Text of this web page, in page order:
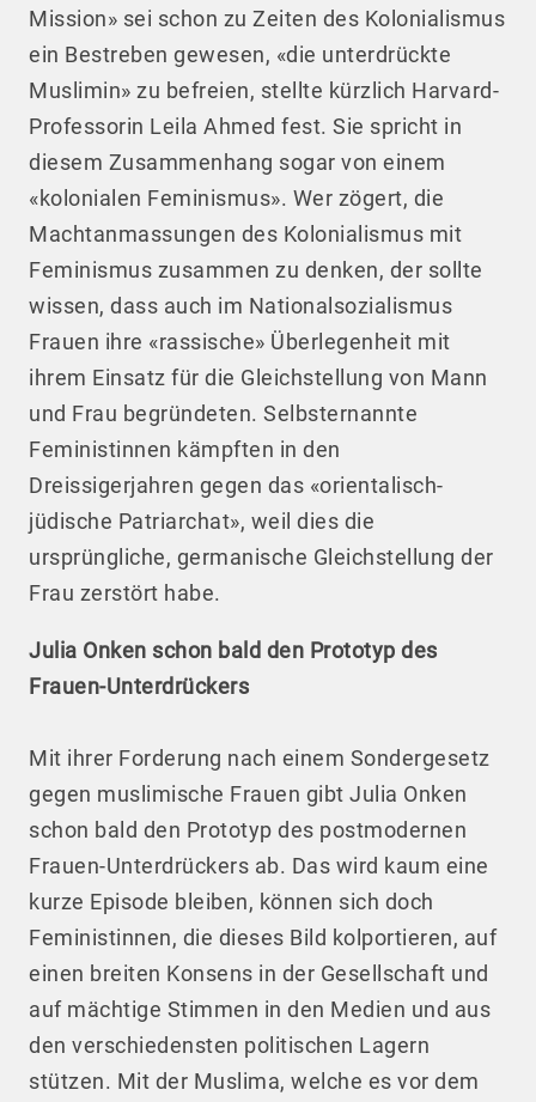
Mission» sei schon zu Zeiten des Kolonialismus
ein Bestreben gewesen, «die unterdrückte
Muslimin» zu befreien, stellte kürzlich Harvard-
Professorin Leila Ahmed fest. Sie spricht in
diesem Zusammenhang sogar von einem
«kolonialen Feminismus». Wer zögert, die
Machtanmassungen des Kolonialismus mit
Feminismus zusammen zu denken, der sollte
wissen, dass auch im Nationalsozialismus
Frauen ihre «rassische» Überlegenheit mit
ihrem Einsatz für die Gleichstellung von Mann
und Frau begründeten. Selbsternannte
Feministinnen kämpften in den
Dreissigerjahren gegen das «orientalisch-
jüdische Patriarchat», weil dies die
ursprüngliche, germanische Gleichstellung der
Frau zerstört habe.
Julia Onken schon bald den Prototyp des
Frauen-Unterdrückers
Mit ihrer Forderung nach einem Sondergesetz
gegen muslimische Frauen gibt Julia Onken
schon bald den Prototyp des postmodernen
Frauen-Unterdrückers ab. Das wird kaum eine
kurze Episode bleiben, können sich doch
Feministinnen, die dieses Bild kolportieren, auf
einen breiten Konsens in der Gesellschaft und
auf mächtige Stimmen in den Medien und aus
den verschiedensten politischen Lagern
stützen. Mit der Muslima, welche es vor dem